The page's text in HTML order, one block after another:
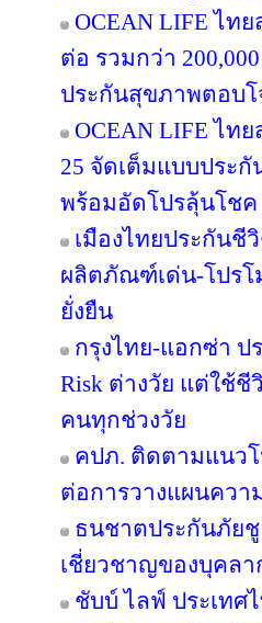
OCEAN LIFE ไท
ต่อ รวมกว่า
ประกันสุขภาพตอบโ
OCEAN LIFE ไท
25 จัดเต็มแบบประ
พร้อมอัดโปรลุ้นโชค
เมืองไทยประกันชี
ผลิตภัณฑ์เด่น-โปร
ยั่งยืน
กรุงไทย-แอกซ่า ป
Risk ต่างวัย แต่ใช้
คนทุกช่วงวัย
คปภ. ติดตามแนว
ต่อการวางแผนควา
ธนชาตประกันภัยชู
เชี่ยวชาญของบุคลา
ชับบ์ ไลฟ์ ประเท